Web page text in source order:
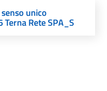
unico
Rete SPA_S